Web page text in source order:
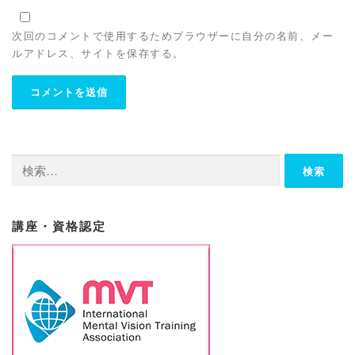
次回のコメントで使用するためブラウザーに自分の名前、メー
ルアドレス、サイトを保存する。
索:
講座・資格認定